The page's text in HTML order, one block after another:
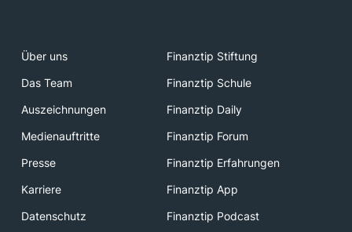
Über uns
Finanztip Stiftung
Das Team
Finanztip Schule
Auszeichnungen
Finanztip Daily
Medienauftritte
Finanztip Forum
Presse
Finanztip Erfahrungen
Karriere
Finanztip App
Datenschutz
Finanztip Podcast